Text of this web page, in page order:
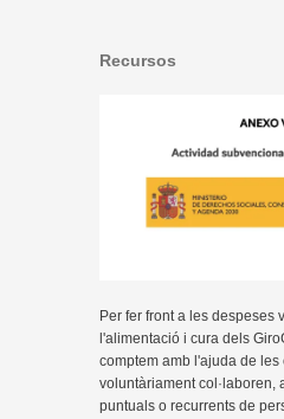
Recursos
Per fer front a les despeses
l'alimentació i cura dels
comptem amb l'ajuda de
voluntàriament col·laboren,
puntuals o recurrents de